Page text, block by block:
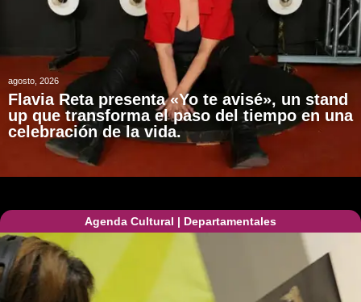
agosto, 2026
Flavia Reta presenta «Yo te avisé», un stand
up que transforma el paso del tiempo en una
celebración de la vida.
Agenda Cultural | Departamentales